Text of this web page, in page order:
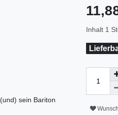
sein Bariton
Inhalt 1